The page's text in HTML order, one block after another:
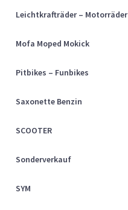
Leichtkrafträder – Motorräder
Mofa Moped Mokick
Pitbikes – Funbikes
Saxonette Benzin
SCOOTER
Sonderverkauf
SYM